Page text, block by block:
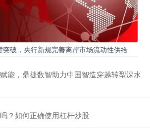
突破，央行新规完善离岸市场流动性供给
能，鼎捷数智助力中国智造穿越转型深水
？如何正确使用杠杆炒股